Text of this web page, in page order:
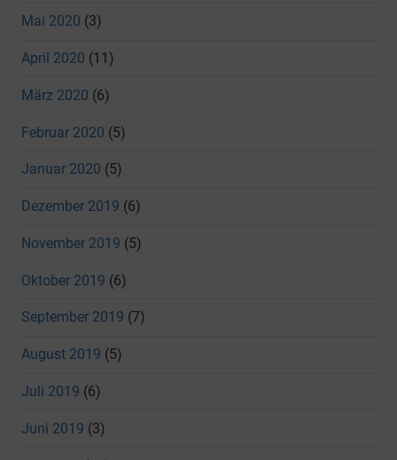
Mai 2020 (3)
April 2020 (11)
März 2020 (6)
Februar 2020 (5)
Januar 2020 (5)
Dezember 2019 (6)
November 2019 (5)
Oktober 2019 (6)
September 2019 (7)
August 2019 (5)
Juli 2019 (6)
Juni 2019 (3)